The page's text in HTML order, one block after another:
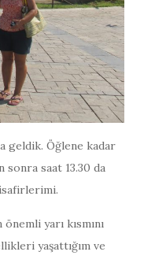
geldik. Öğlene kadar
saat 13.30 da
yarı kısmını
yaşattığım ve